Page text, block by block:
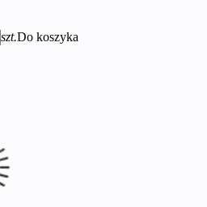
szt.Do koszyka